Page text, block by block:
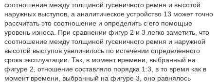
соотношение между толщиной гусеничного ремня и высотой
наружных выступов, а аналитическое устройство 13 может точно
рассчитать это соотношение и определить с его помощью
уровень износа. При сравнении фигур 2 и 3 легко заметить, что
соотношение между толщиной гусеничного ремня и наружной
высотой выступов увеличилось по истечении определенного
срока эксплуатации. Так, в момент времени, выбранный на
фигуре 2, отношение составляло порядка 1:3, в то время как в
момент времени, выбранный на фигуре 3, оно равнялось